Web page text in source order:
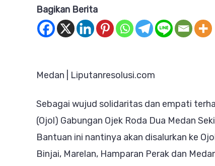
Bagikan Berita
Medan | Liputanresolusi.com
Sebagai wujud solidaritas dan empati
(Ojol) Gabungan Ojek Roda Dua Medan
Bantuan ini nantinya akan disalurkan ke
Binjai, Marelan, Hamparan Perak dan